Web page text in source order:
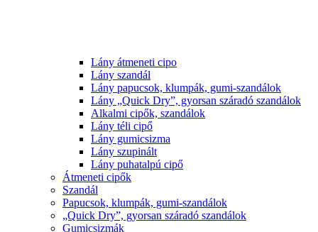
Lány átmeneti cipo
Lány szandál
Lány papucsok, klumpák, gumi-szandálok
Lány „Quick Dry”, gyorsan száradó szandálok
Alkalmi cipők, szandálok
Lány téli cipő
Lány gumicsizma
Lány szupinált
Lány puhatalpú cipő
Átmeneti cipők
Szandál
Papucsok, klumpák, gumi-szandálok
„Quick Dry”, gyorsan száradó szandálok
Gumicsizmák